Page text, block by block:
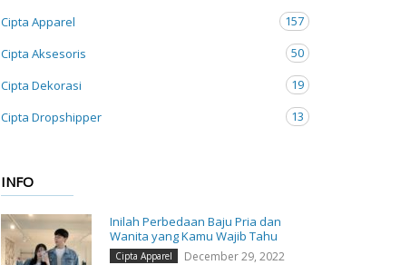
Cipta Apparel
157
Cipta Aksesoris
50
Cipta Dekorasi
19
Cipta Dropshipper
13
INFO
Inilah Perbedaan Baju Pria dan
Wanita yang Kamu Wajib Tahu
Cipta Apparel December 29, 2022